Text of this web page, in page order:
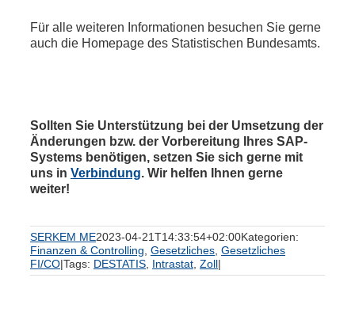
Für alle weiteren Informationen besuchen Sie gerne
auch die Homepage des Statistischen Bundesamts.
Sollten Sie Unterstützung bei der Umsetzung der
Änderungen bzw. der Vorbereitung Ihres SAP-
Systems benötigen, setzen Sie sich gerne mit
uns in Verbindung. Wir helfen Ihnen gerne
weiter!
SERKEM ME2023-04-21T14:33:54+02:00Kategorien:
Finanzen & Controlling Gesetzliches Gesetzliches
FI/CO|Tags: DESTATIS Intrastat Zoll|